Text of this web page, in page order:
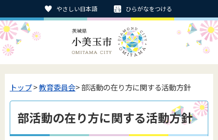
やさしい日本語 ひらがなをつける
トップ>教育委員会> 部活動の在り方に関する活動方針
部活動の在り方に関する活動方針